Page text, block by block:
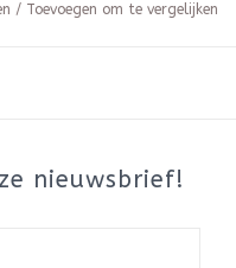
/ Toevoegen om te vergelijken
nieuwsbrief!